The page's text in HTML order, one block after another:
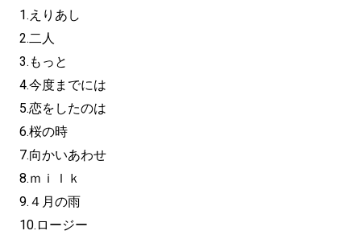
1.えりあし
2.二人
3.もっと
4.今度までには
5.恋をしたのは
6.桜の時
7.向かいあわせ
8.ｍｉｌｋ
9.４月の雨
10.ロージー